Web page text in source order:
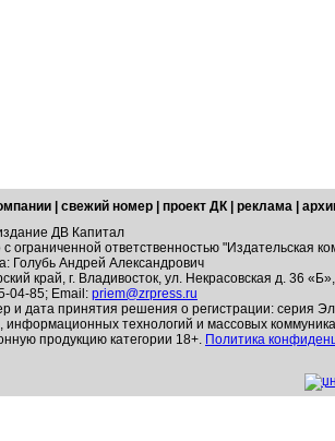
свежий номер проект ДК реклама
ДВ Капитал
ограниченной ответственностью "Издательская
Голубь Андрей Александрович
край, г. Владивосток, ул. Некрасовская д. 36
04-85; Email: priem@zrpress.ru
и дата принятия решения о регистрации: серия
информационных технологий и массовых
продукцию категории 18+. Политика